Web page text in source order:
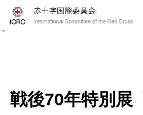
<
戦後70年特別展